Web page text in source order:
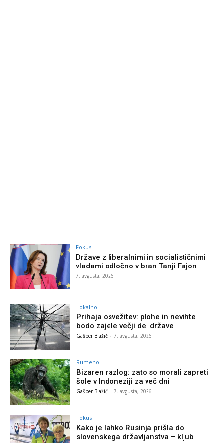
Fokus
Države z liberalnimi in socialističnimi
vladami odločno v bran Tanji Fajon
7. avgusta, 2026
Lokalno
Prihaja osvežitev: plohe in nevihte
bodo zajele večji del države
Gašper Blažič - 7. avgusta, 2026
Rumeno
Bizaren razlog: zato so morali zapreti
šole v Indoneziji za več dni
Gašper Blažič - 7. avgusta, 2026
Fokus
Kako je lahko Rusinja prišla do
slovenskega državljanstva – kljub